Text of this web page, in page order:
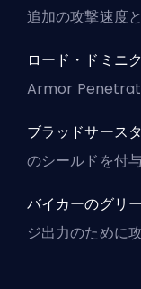
追加の攻撃速度
ロード・ドミニ
Armor
ブラッドサース
のシールドを付与
バイカーのグリ
ジ出力のために